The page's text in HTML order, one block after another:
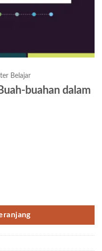
Belajar
buahan dalam
buahan dalam Alquran